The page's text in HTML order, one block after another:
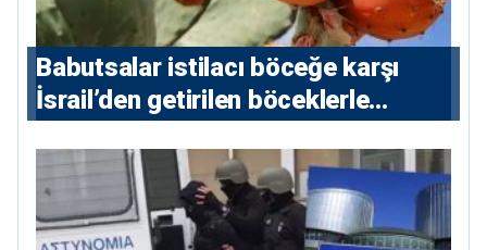
Babutsalar istilacı böceğe karşı
İsrail’den getirilen böceklerle